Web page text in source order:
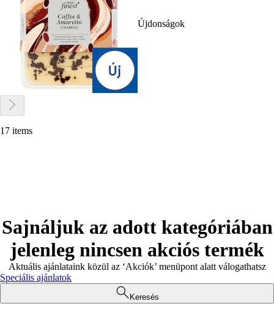
Újdonságok
17 items
Sajnáljuk az adott kategóriában
jelenleg nincsen akciós termék
Aktuális ajánlataink közül az ‘Akciók’ menüpont alatt válogathatsz
Speciális ajánlatok
Keresés